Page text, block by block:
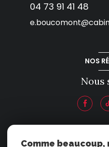
04 73 91 41 48
NOS
Nous
Comme beaucoup,